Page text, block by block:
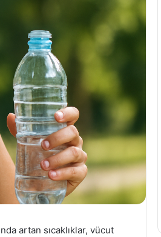
artan sıcaklıklar, vücut